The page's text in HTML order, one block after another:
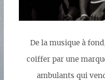
De la musique à
coiffer par une
ambulants qui